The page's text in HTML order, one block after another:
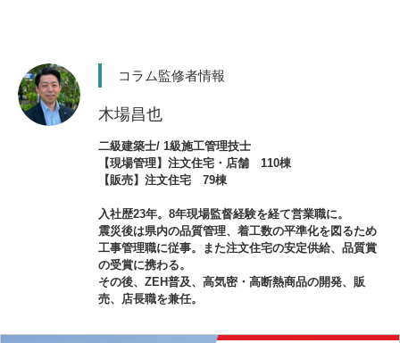
コラム監修者情報
木場昌也
二級建築士/ 1級施工管理技士
【現場管理】注文住宅・店舗 110棟
【販売】注文住宅 79棟
入社歴23年。8年現場監督経験を経て営業職に。
震災後は県内の品質管理、着工数の平準化を図るため
工事管理職に従事。また注文住宅の安定供給、品質賞
の受賞に携わる。
その後、ZEH普及、高気密・高断熱商品の開発、販
売、店長職を兼任。